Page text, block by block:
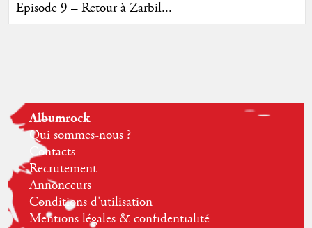
Episode 9 – Retour à Zarbil...
Albumrock
Qui sommes-nous ?
Contacts
Recrutement
Annonceurs
Conditions d'utilisation
Mentions légales & confidentialité